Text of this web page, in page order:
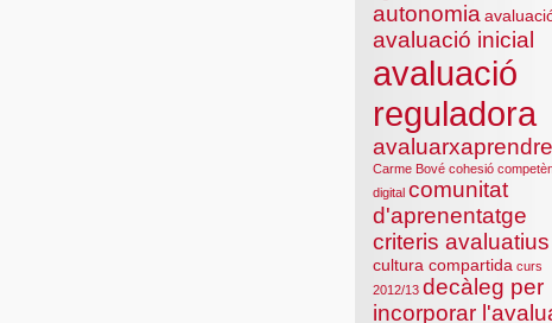
autonomia
avaluació inicial
avaluació
reguladora
avaluarxaprendre
Carme Bové cohesió
digital comunitat
d'aprenentatge
criteris avaluatius
cultura compartida curs
2012/13 decàleg per
incorporar